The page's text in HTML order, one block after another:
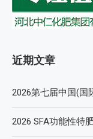
近期文章
2026第七届中国(国
2026 SFA功能性特